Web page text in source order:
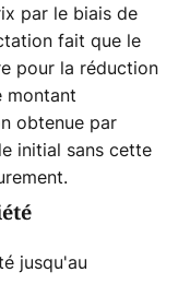
par le biais de
fait que le
pour la réduction
montant
obtenue par
initial sans cette
jusqu'au